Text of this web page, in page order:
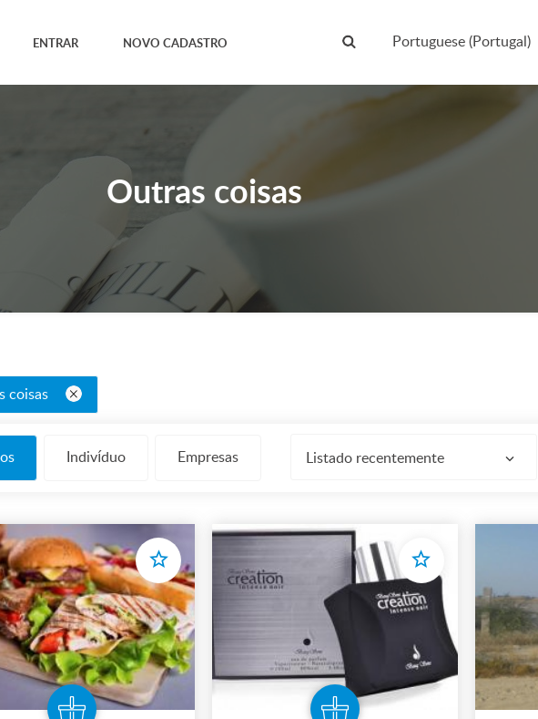
ENTRAR NOVO CADASTRO Portuguese (Portugal)
Outras coisas
coisas
Indivíduo Empresas Listado recentemente